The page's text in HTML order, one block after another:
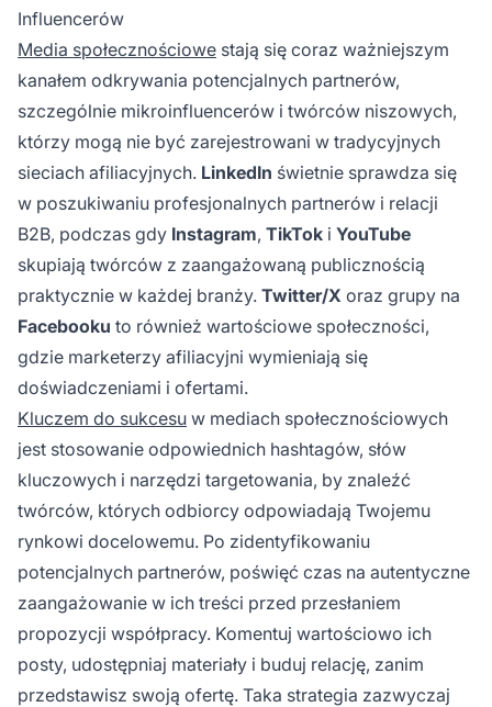
Influencerów
Media społecznościowe stają się coraz ważniejszym
kanałem odkrywania potencjalnych partnerów,
szczególnie mikroinfluencerów i twórców niszowych,
którzy mogą nie być zarejestrowani w tradycyjnych
sieciach afiliacyjnych. LinkedIn świetnie sprawdza się
w poszukiwaniu profesjonalnych partnerów i relacji
B2B, podczas gdy Instagram, TikTok i YouTube
skupiają twórców z zaangażowaną publicznością
praktycznie w każdej branży. Twitter/X oraz grupy na
Facebooku to również wartościowe społeczności,
gdzie marketerzy afiliacyjni wymieniają się
doświadczeniami i ofertami.
Kluczem do sukcesu w mediach społecznościowych
jest stosowanie odpowiednich hashtagów, słów
kluczowych i narzędzi targetowania, by znaleźć
twórców, których odbiorcy odpowiadają Twojemu
rynkowi docelowemu. Po zidentyfikowaniu
potencjalnych partnerów, poświęć czas na autentyczne
zaangażowanie w ich treści przed przesłaniem
propozycji współpracy. Komentuj wartościowo ich
posty, udostępniaj materiały i buduj relację, zanim
przedstawisz swoją ofertę. Taka strategia zazwyczaj